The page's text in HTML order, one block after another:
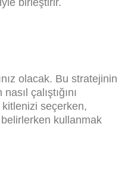
birleştirir.
olacak. Bu stratejinin
çalıştığını
seçerken,
kullanmak